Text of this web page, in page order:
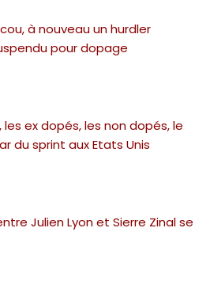
à nouveau un hurdler
pour dopage
les ex dopés, les non dopés, le
du sprint aux Etats Unis
Julien Lyon et Sierre Zinal se